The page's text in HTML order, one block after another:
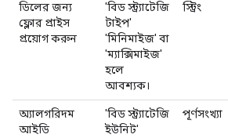
ডিলের জন্য
ফ্লোর প্রাইস
প্রয়োগ করুন
'বিড স্ট্র্যাটেজি
টাইপ'
'মিনিমাইজ' বা
'ম্যাক্সিমাইজ'
হলে
আবশ্যক।
স্ট্রিং
অ্যালগরিদম
আইডি
'বিড স্ট্র্যাটেজি
ইউনিট'
পূর্ণসংখ্যা